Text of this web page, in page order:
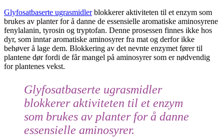
Glyfosatbaserte ugrasmidlerblokkerer aktiviteten til et enzym som
brukes av planter for å danne de essensielle aromatiske aminosyrene
fenylalanin, tyrosin og tryptofan. Denne prosessen finnes ikke hos
dyr, som inntar aromatiske aminosyrer fra mat og derfor ikke
behøver å lage dem. Blokkering av det nevnte enzymet fører til
plantene dør fordi de får mangel på aminosyrer som er nødvendig
for plantenes vekst.
Glyfosatbaserte ugrasmidler
blokkerer aktiviteten til et enzym
som brukes av planter for å danne
essensielle aminosyrer.